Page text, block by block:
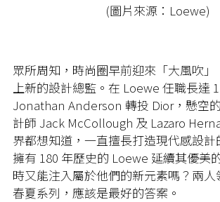
(圖片來源：Loewe)
眾所周知，時尚圈早前迎來「大風吹
上新的設計總監。在 Loewe 任職長達
Jonathan Anderson 轉投 Dior，懸空
計師 Jack McCollough 及 Lazaro
界都想知道，一直擅長打造現代感設
擁有 180 年歷史的 Loewe 延續其優美
時又能注入屬於他們的新元素嗎？兩
春夏系列，應該是最好的答案。